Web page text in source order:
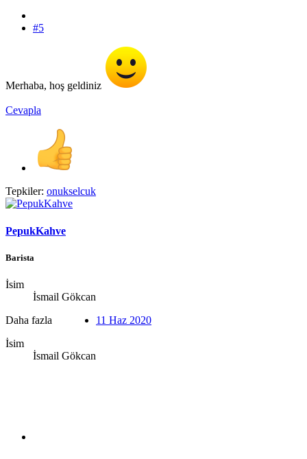
#5
Merhaba, hoş geldiniz
Cevapla
Tepkiler: onukselcuk
PepukKahve
Barista
İsim
İsmail Gökcan
Daha fazla
İsim
İsmail Gökcan
11 Haz 2020